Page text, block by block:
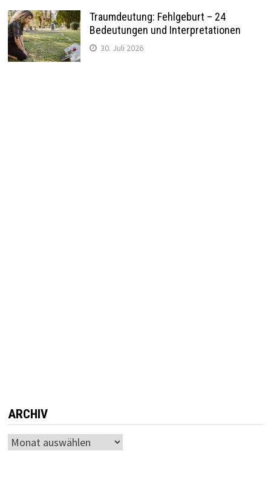
Traumdeutung: Fehlgeburt – 24
Bedeutungen und Interpretationen
30. Juli 2026
ARCHIV
Archiv